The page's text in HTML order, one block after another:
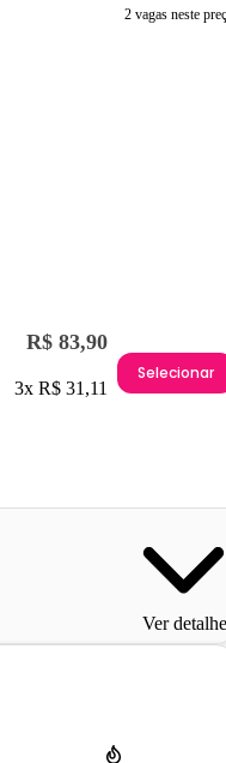
2 vagas neste
R$ 83,90
3x R$ 31,11
Selecionar
Ver